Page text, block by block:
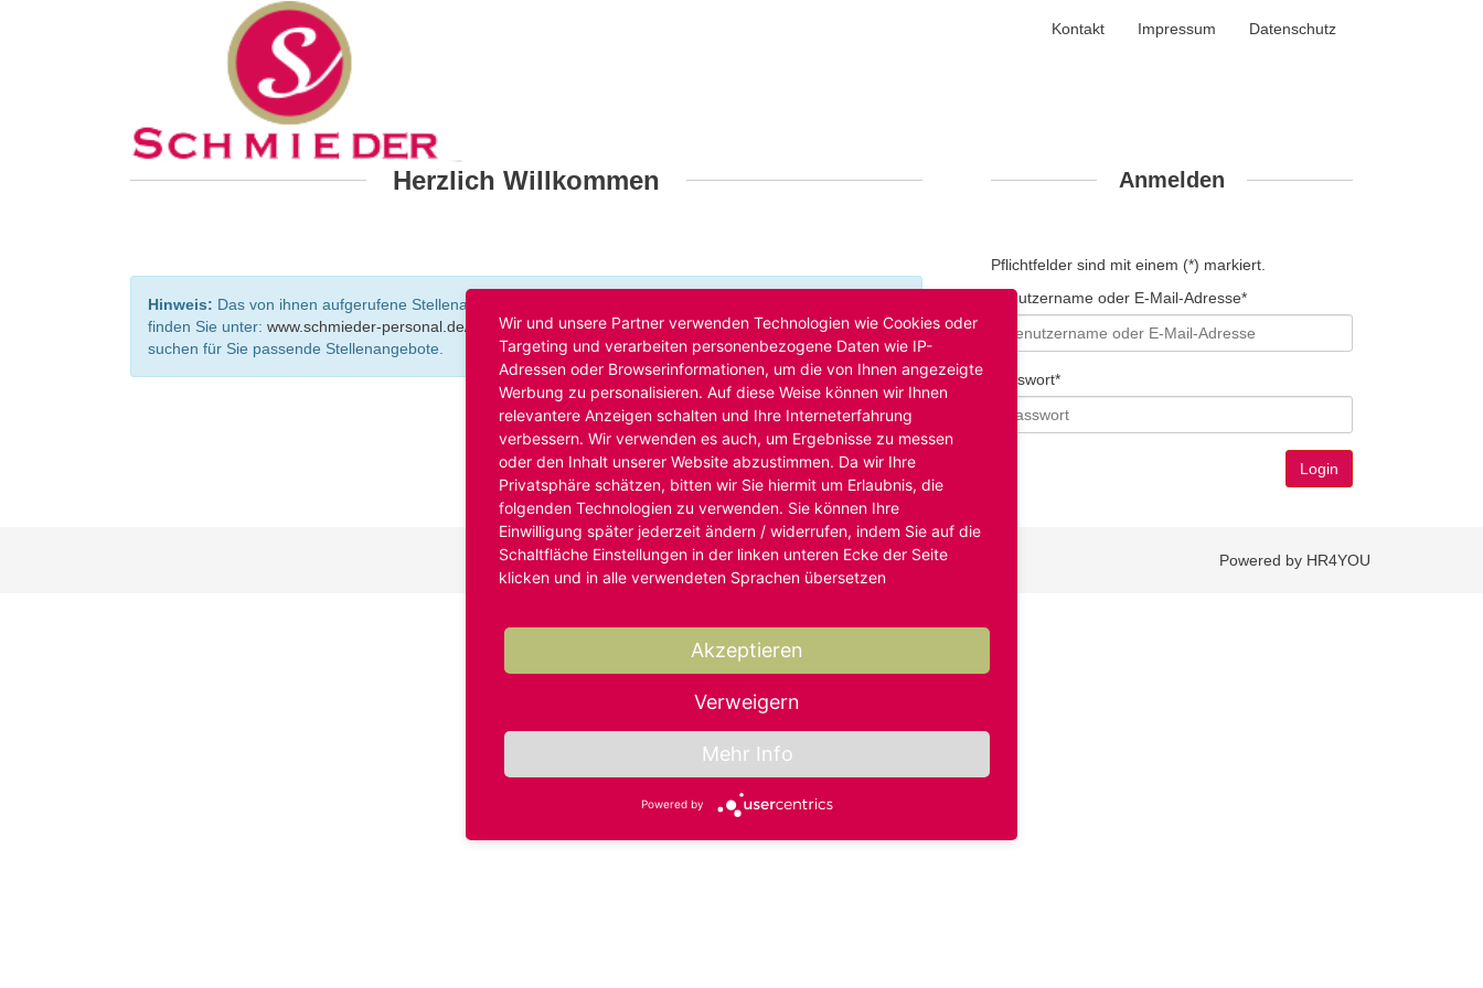
Kontakt Impressum Datenschutz
Herzlich Willkommen
Hinweis: Das von ihnen aufgerufene Stellenangebot ist bereits ausgelaufen. Alternative Stellenanzeigen
finden Sie unter: www.schmieder-personal.de/stellenangebote. Oder Sie bewerben sichinitiativund wir
suchen für Sie passende Stellenangebote.
Anmelden
Pflichtfelder sind mit einem (*) markiert.
Benutzername oder E-Mail-Adresse*
Passwort*
Powered by HR4YOU
Wir und unsere Partner verwenden Technologien wie Cookies oder
Targeting und verarbeiten personenbezogene Daten wie IP-
Adressen oder Browserinformationen, um die von Ihnen angezeigte
Werbung zu personalisieren. Auf diese Weise können wir Ihnen
relevantere Anzeigen schalten und Ihre Interneterfahrung
verbessern. Wir verwenden es auch, um Ergebnisse zu messen
oder den Inhalt unserer Website abzustimmen. Da wir Ihre
Privatsphäre schätzen, bitten wir Sie hiermit um Erlaubnis, die
folgenden Technologien zu verwenden. Sie können Ihre
Einwilligung später jederzeit ändern / widerrufen, indem Sie auf die
Schaltfläche Einstellungen in der linken unteren Ecke der Seite
klicken und in alle verwendeten Sprachen übersetzen
Akzeptieren
Verweigern
Mehr Info
Powered by